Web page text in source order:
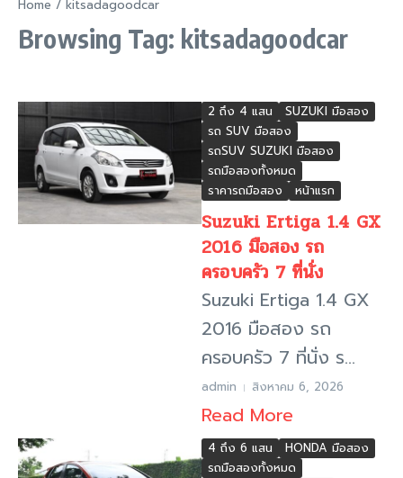
Home / kitsadagoodcar
Browsing Tag: kitsadagoodcar
2 ถึง 4 แสน
SUZUKI มือสอง
รถ SUV มือสอง
รถSUV SUZUKI มือสอง
รถมือสองทั้งหมด
ราคารถมือสอง
หน้าแรก
Suzuki Ertiga 1.4 GX
2016 มือสอง รถ
ครอบครัว 7 ที่นั่ง
Suzuki Ertiga 1.4 GX
2016 มือสอง รถ
ครอบครัว 7 ที่นั่ง ร...
admin สิงหาคม 6, 2026
Read More
4 ถึง 6 แสน
HONDA มือสอง
รถมือสองทั้งหมด